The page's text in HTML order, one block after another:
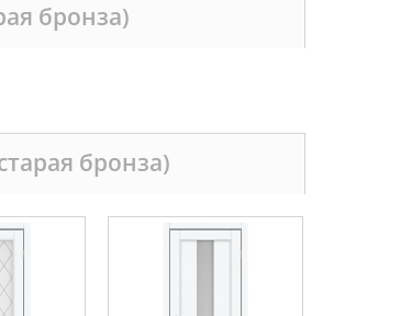
бронза)
бронза)